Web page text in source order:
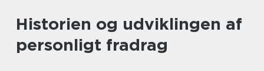
Historien og udviklingen af
personligt fradrag